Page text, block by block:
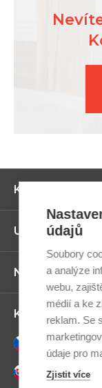
Kategorie
Užitečné odkazy
Newsletter
Kontaktujte nás
Česky
Slovensky
údajů
Soubory
a analýze
webu,
médií a ke
reklam. Se
údaje pro
Zjistit více